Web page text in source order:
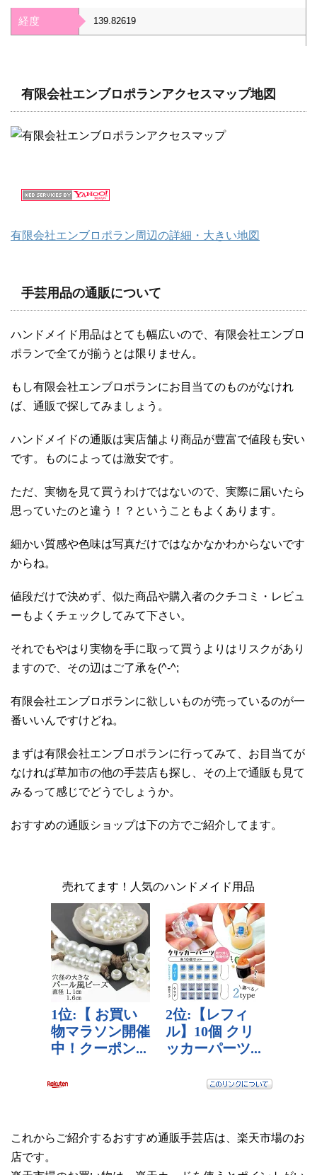
経度 139.82619
有限会社エンブロポランアクセスマップ地図
有限会社エンブロポラン周辺の詳細・大きい地図
手芸用品の通販について
ハンドメイド用品はとても幅広いので、有限会社エンブロ
ポランで全てが揃うとは限りません。
もし有限会社エンブロポランにお目当てのものがなけれ
ば、通販で探してみましょう。
ハンドメイドの通販は実店舗より商品が豊富で値段も安い
です。ものによっては激安です。
ただ、実物を見て買うわけではないので、実際に届いたら
思っていたのと違う！？ということもよくあります。
細かい質感や色味は写真だけではなかなかわからないです
からね。
値段だけで決めず、似た商品や購入者のクチコミ・レビュ
ーもよくチェックしてみて下さい。
それでもやはり実物を手に取って買うよりはリスクがあり
ますので、その辺はご了承を(^-^;
有限会社エンブロポランに欲しいものが売っているのが一
番いいんですけどね。
まずは有限会社エンブロポランに行ってみて、お目当てが
なければ草加市の他の手芸店も探し、その上で通販も見て
みるって感じでどうでしょうか。
おすすめの通販ショップは下の方でご紹介してます。
売れてます！人気のハンドメイド用品
これからご紹介するおすすめ通販手芸店は、楽天市場のお
店です。